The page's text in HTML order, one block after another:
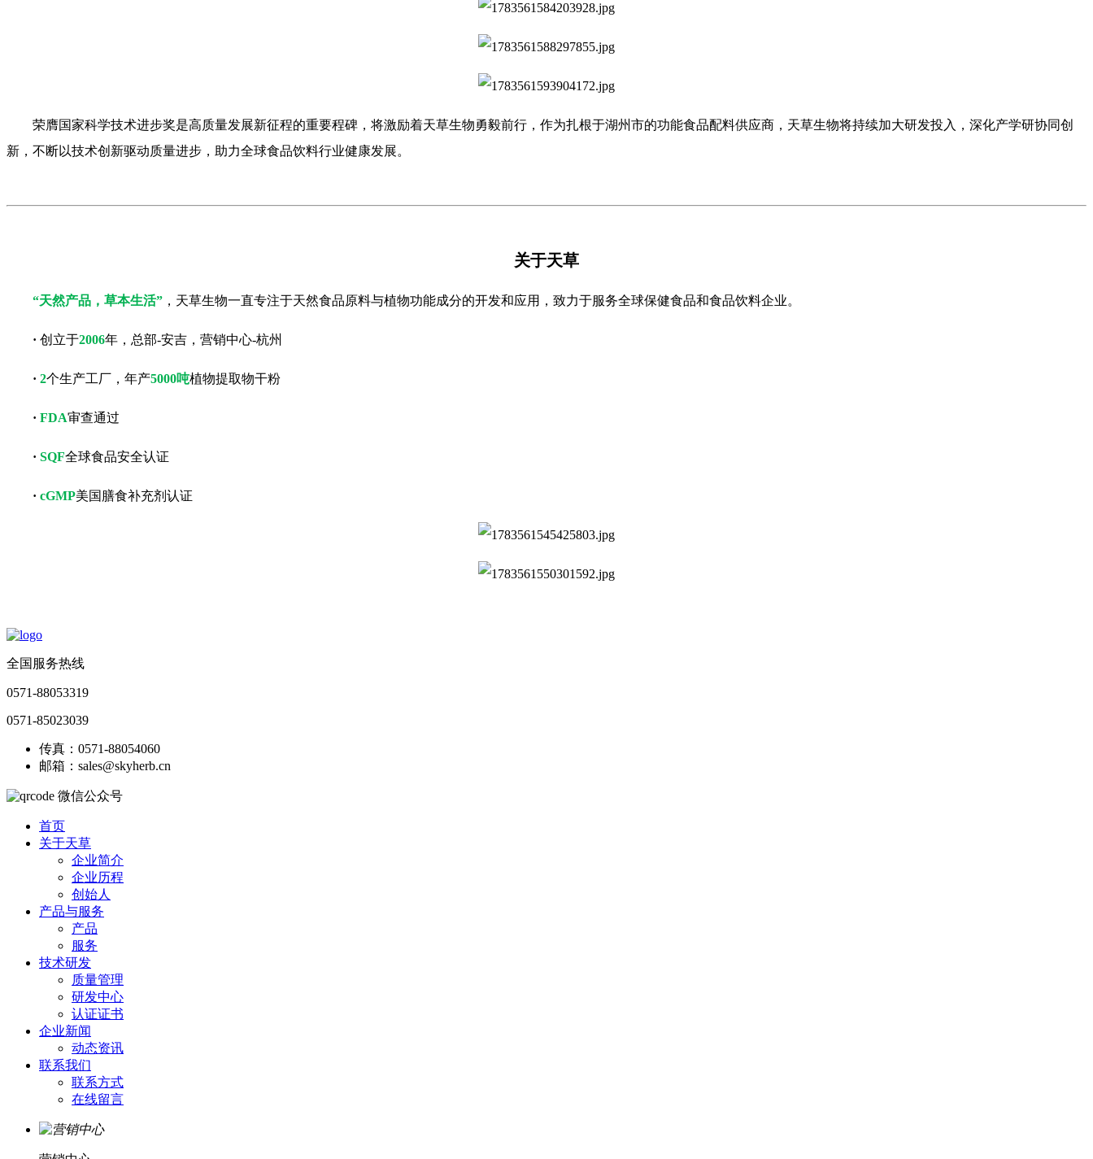
荣膺国家科学技术进步奖是高质量发展新征程的重要程碑，将激励着天草生物勇毅前行，作为扎根于湖州市的功能食品配料供应商，天草生物将持续加大研发投入，深化产学研协同创
新，不断以技术创新驱动质量进步，助力全球食品饮料行业健康发展。
关于天草
“天然产品，草本生活” ，天草生物一直专注于天然食品原料与植物功能成分的开发和应用，致力于服务全球保健食品和食品饮料企业。
· 创立于2006年，总部-安吉，营销中心-杭州
· 2个生产工厂，年产5000吨植物提取物干粉
· FDA审查通过
· SQF全球食品安全认证
· cGMP美国膳食补充剂认证
全国服务热线
0571-88053319
0571-85023039
传真：0571-88054060
邮箱：sales@skyherb.cn
微信公众号
首页
关于天草
企业简介
企业历程
创始人
产品与服务
产品
服务
技术研发
质量管理
研发中心
认证证书
企业新闻
动态资讯
联系我们
联系方式
在线留言